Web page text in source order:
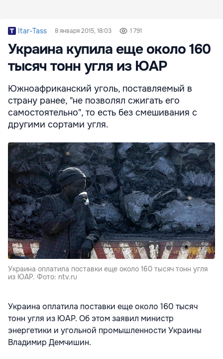
Itar-Tass 8 января 2015, 18:03 1 791
Украина купила еще около 160
тысяч тонн угля из ЮАР
Южноафриканский уголь, поставляемый в
страну ранее, "не позволял сжигать его
самостоятельно", то есть без смешивания с
другими сортами угля.
Украина оплатила поставки еще около 160 тысяч тонн угля
из ЮАР. Фото: ntv.ru
Украина оплатила поставки еще около 160 тысяч
тонн угля из ЮАР. Об этом заявил министр
энергетики и угольной промышленности Украины
Владимир Демчишин.